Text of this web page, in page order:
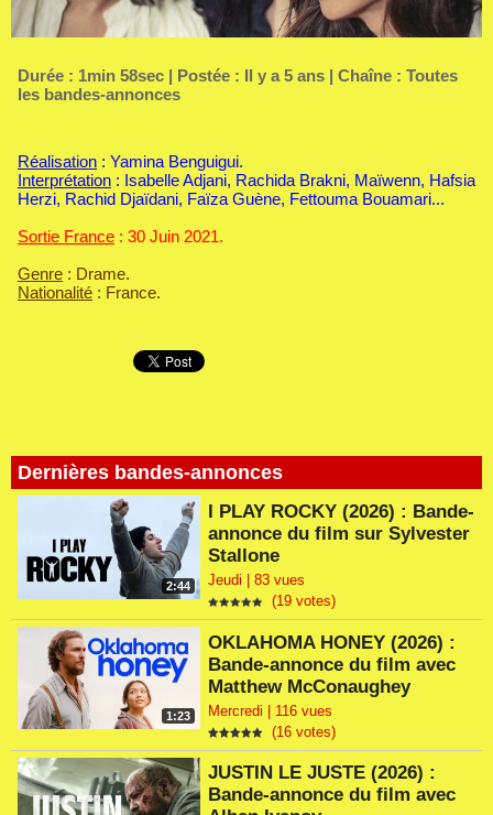
Dernières bandes-annonces
2:44
I PLAY ROCKY (2026) : Bande-
annonce du film sur Sylvester
Stallone
Jeudi | 83 vues
(19 votes)
1:23
OKLAHOMA HONEY (2026) :
Bande-annonce du film avec
Matthew McConaughey
Mercredi | 116 vues
(16 votes)
JUSTIN LE JUSTE (2026) :
Bande-annonce du film avec
Durée : 1min 58sec | Postée : Il y a 5 ans | Chaîne : Toutes
les bandes-annonces
Réalisation : Yamina Benguigui.
Interprétation : Isabelle Adjani, Rachida Brakni, Maïwenn, Hafsia
Herzi, Rachid Djaïdani, Faïza Guène, Fettouma Bouamari...
Sortie France : 30 Juin 2021.
Genre : Drame.
Nationalité : France.